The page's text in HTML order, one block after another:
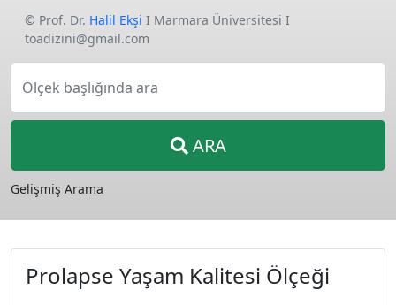
© Prof. Dr. Halil Ekşi I Marmara Üniversitesi I
toadizini@gmail.com
Ölçek başlığında ara
ARA
Gelişmiş Arama
Prolapse Yaşam Kalitesi Ölçeği